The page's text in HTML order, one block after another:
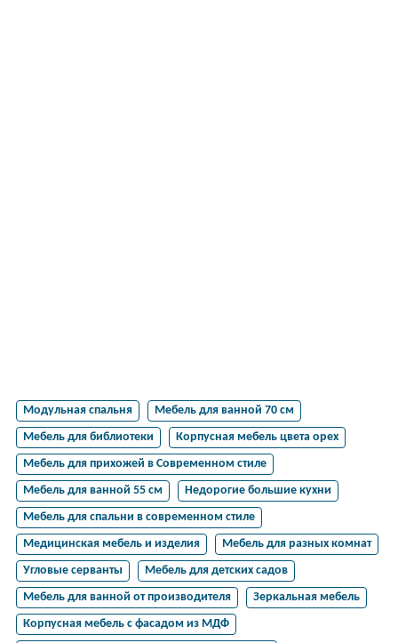
Модульная спальня
Мебель для ванной 70 см
Мебель для библиотеки
Корпусная мебель цвета орех
Мебель для прихожей в Современном стиле
Мебель для ванной 55 см
Недорогие большие кухни
Мебель для спальни в современном стиле
Медицинская мебель и изделия
Мебель для разных комнат
Угловые серванты
Мебель для детских садов
Мебель для ванной от производителя
Зеркальная мебель
Корпусная мебель с фасадом из МДФ